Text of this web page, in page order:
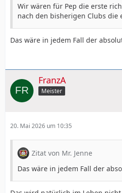
Wir wären für Pep die erste
nach den bisherigen Clubs die
Das wäre in jedem Fall der
FranzA
Meister
20. Mai 2026 um 10:35
Zitat von Mr. Jenne
Das wäre in jedem Fall der